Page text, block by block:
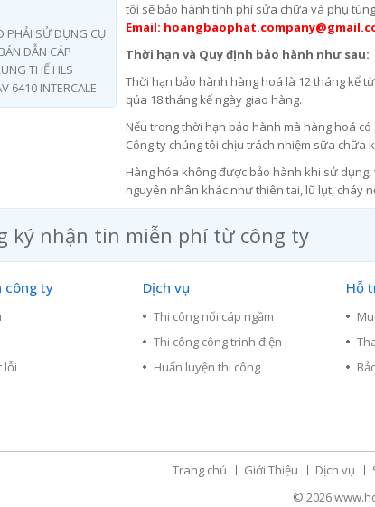
tôi sẽ bảo hành tính phí sửa chữa và phụ
Email:
Thời hạn và Quy định bảo hành như sau:
Thời hạn bảo hành hàng hoá là 12 tháng kể
qúa 18 tháng kể ngày giao hàng.
Nếu trong thời hạn bảo hành mà hàng hoá
Công ty chúng tôi chịu trách nhiệm sữa chữa
Hàng hóa không được bảo hành khi sử
nguyên nhân khác như thiên tai, lũ lụt, cháy
PHẢI SỬ DỤNG CỤ
DẪN CÁP
THẾ HLS
6410 INTERCALE
ký nhận tin miễn phí từ công ty
công ty
lỗi
Dịch vụ
Thi công nối cáp ngầm
Thi công công trình điện
Huấn luyện thi công
Hỗ
Trang chủ Giới Thiệu Dịch vụ
© 2026